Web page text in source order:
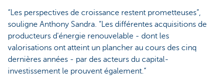
“Les perspectives de croissance restent prometteuses”,
souligne Anthony Sandra. “Les différentes acquisitions de
producteurs d'énergie renouvelable - dont les
valorisations ont atteint un plancher au cours des cinq
dernières années - par des acteurs du capital-
investissement le prouvent également.”